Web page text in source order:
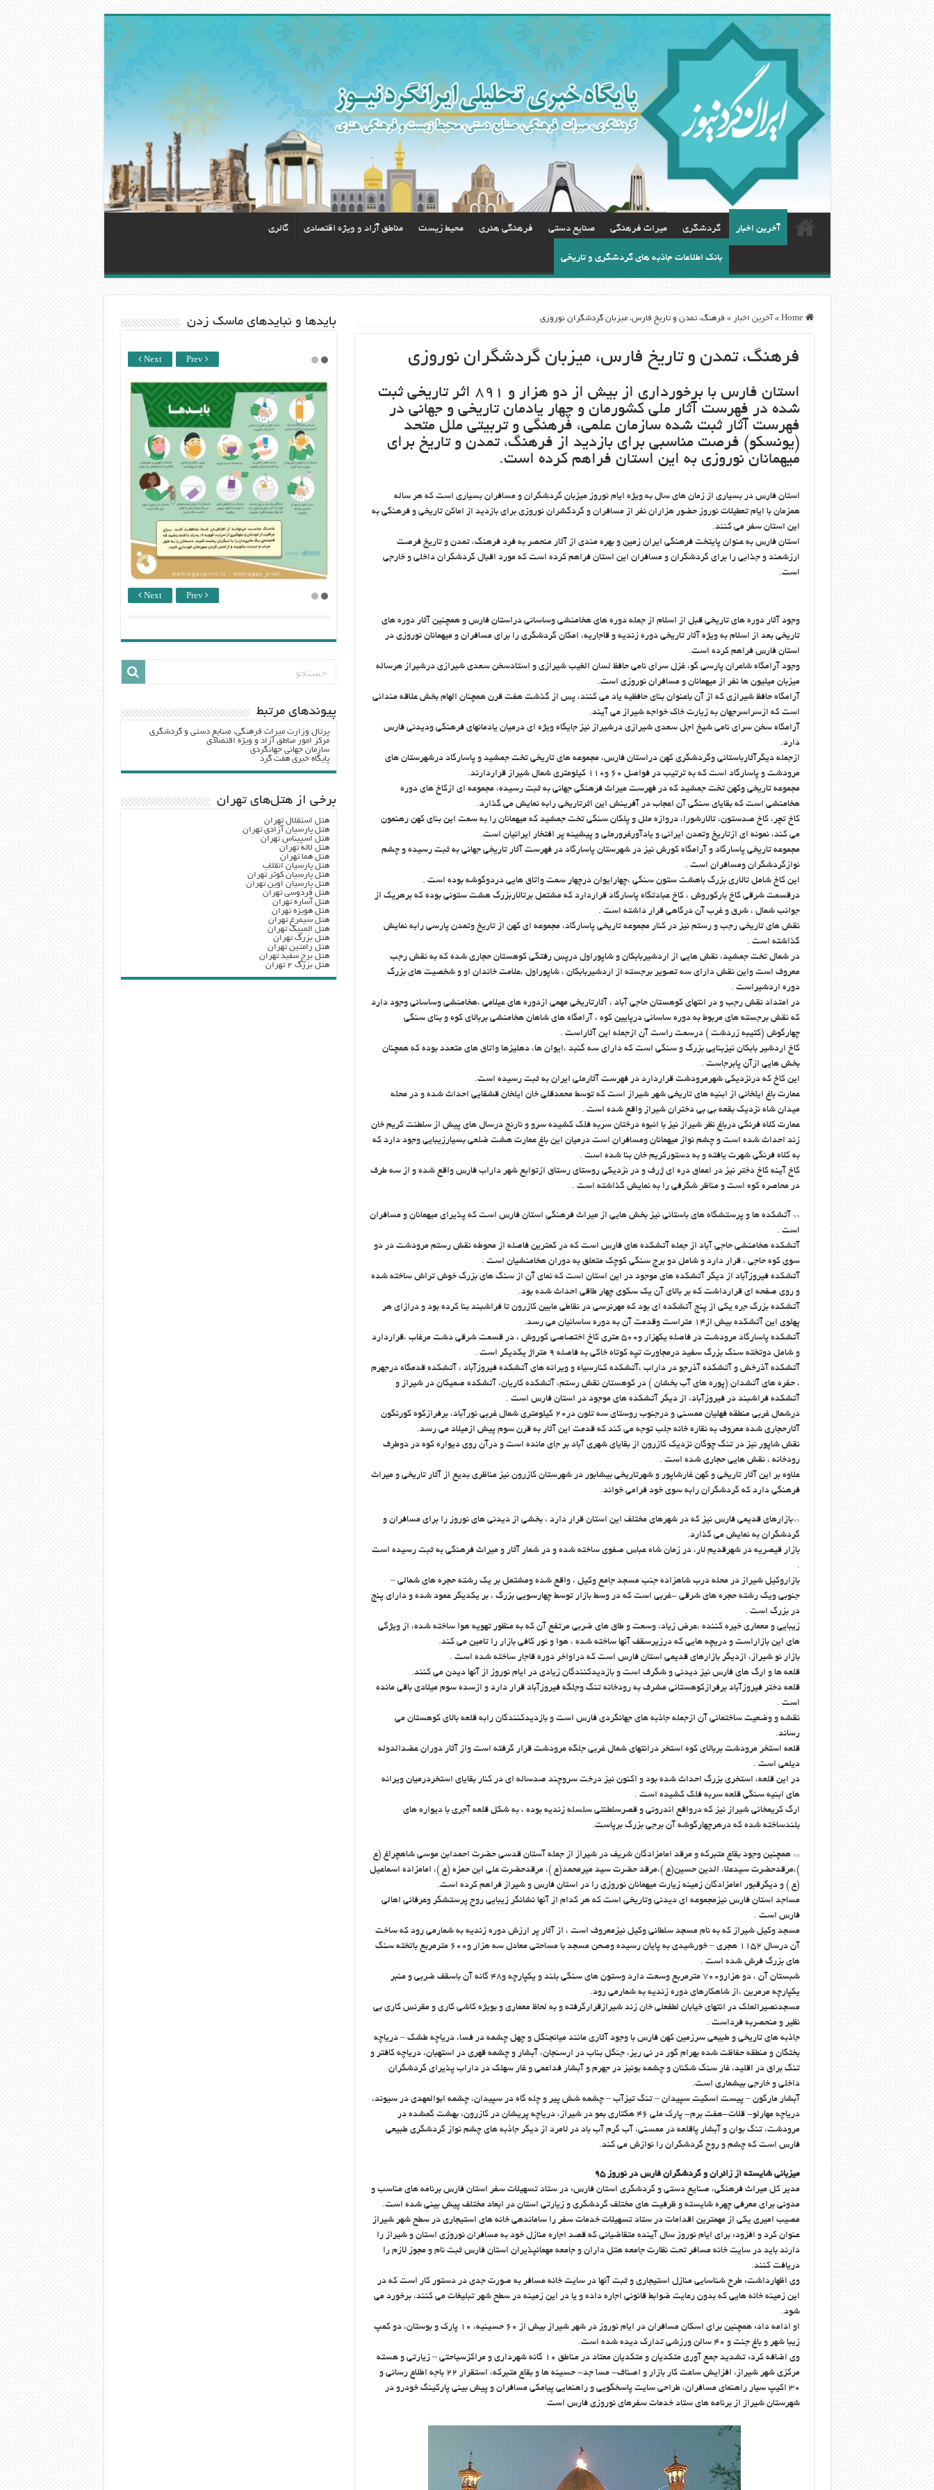
آخرین اخبار گردشگری ميراث فرهنگی صنایع دستی فرهنگی هنری محيط زيست مناطق آزاد و ویژه اقتصادی گالری
بانک اطلاعات جاذبه های گردشگری و تاریخی
Home
» آخرین اخبار » فرهنگ، تمدن و تاریخ فارس، میزبان گردشگران نوروزی
فرهنگ، تمدن و تاریخ فارس، میزبان گردشگران نوروزی
استان فارس با برخورداری از بیش از دو هزار و ۸۹۱ اثر تاریخی ثبت
شده در فهرست آثار ملی کشورمان و چهار یادمان تاریخی و جهانی در
فهرست آثار ثبت شده سازمان علمی، فرهنگی و تربیتی ملل متحد
(یونسکو) فرصت مناسبی برای بازدید از فرهنگ، تمدن و تاریخ برای
میهمانان نوروزی به این استان فراهم کرده است.
استان فارس در بسیاری از زمان های سال به ویژه ایام نوروز میزبان گردشگران و مسافران بسیاری است که هر ساله
همزمان با ایام تعطیلات نوروز حضور هزاران نفر از مسافران و گردگشران نوروزی برای بازدید از اماکن تاریخی و فرهنگی به
این استان سفر می کنند.
استان فارس به عنوان پایتخت فرهنگی ایران زمین و بهره مندی از آثار منحصر به فرد فرهنگ، تمدن و تاریخ فرصت
ارزشمند و جذابی را برای گردشگران و مسافران این استان فراهم کرده است که مورد اقبال گردشگران داخلی و خارجی
است.
وجود آثار دوره های تاریخی قبل از اسلام از جمله دوره های هخامنشی وساسانی دراستان فارس و همچنین آثار دوره های
تاریخی بعد از اسلام به ویژه آثار تاریخی دوره زندیه و قاجاریه، امکان گردشگری را برای مسافران و میهمانان نوروزی در
استان فارس فراهم کرده است.
وجود آرامگاه شاعران پارسی گو، غزل سرای نامی حافظ لسان الغیب شیرازی و استادسخن سعدی شیرازی درشیراز هرساله
میزبان میلیون ها نفر از میهمانان و مسافران نوروزی است.
آرامگاه حافظ شیرازی که از آن باعنوان بنای حافظیه یاد می کنند، پس از گذشت هفت قرن همچنان الهام بخش علاقه مندانی
است که ازسراسرجهان به زیارت خاک خواجه شیراز می آیند.
آرامگاه سخن سرای نامی شیخ اجل سعدی شیرازی درشیراز نیز جایگاه ویژه ای درمیان یادمانهای فرهنگی ودیدنی فارس
دارد.
ازجمله دیگرآثارباستانی وگردشگری کهن دراستان فارس، مجموعه های تاریخی تخت جمشید و پاسارگاد درشهرستان های
مرودشت و پاسارگاد است که به ترتیب در فواصل ‎ ۶۰و‎ ۱۱۰کیلومتری شمال شیراز قراردارند.
مجموعه تاریخی وکهن تخت جمشید که در فهرست میراث فرهنگی جهانی به ثبت رسیده، مجموعه ای ازکاخ های دوره
هخامنشی است که بقایای سنگی آن اعجاب در آفرینش این اثرتاریخی رابه نمایش می گذارد.
کاخ تچر، کاخ صدستون، تالارشورا، دروازه ملل و پلکان سنگی تخت جمشید که میهمانان را به سمت این بنای کهن رهنمون
می کند، نمونه ای ازتاریخ وتمدن ایرانی و یادآورغرورملی و پیشینه پر افتخار ایرانیان است.
مجموعه تاریخی پاسارگاد و آرامگاه کورش نیز در شهرستان پاسارگاد در فهرست آثار تاریخی جهانی به ثبت رسیده و چشم
نوازگردشگران ومسافران است .
این کاخ شامل تالاری بزرگ باهشت ستون سنگی ،چهارایوان درچهار سمت واتاق هایی دردوگوشه بوده است .
درقسمت شرقی کاخ بارکوروش ، کاخ عبادتگاه پاسارگاد قراردارد که مشتمل برتالاربزرگ هشت ستونی بوده که برهریک از
جوانب شمال ، شرق و غرب آن درگاهی قرار داشته است .
نقش های تاریخی رجب و رستم نیز در کنار مجموعه تاریخی پاسارگاد، مجموعه ای کهن از تاریخ وتمدن پارسی رابه نمایش
گذاشته است .
در شمال تخت جمشید، نقش هایی از اردشیربابکان و شاپوراول درپس رفتگی کوهستان حجاری شده که به نقش رجب
معروف است واین نقش دارای سه تصویر برجسته از اردشیربابکان ، شاپوراول ،علامت خاندان او و شخصیت های بزرگ
دوره اردشیراست .
در امتداد نقش رجب و در انتهای کوهستان حاجی آباد ، آثارتاریخی مهمی ازدوره های عیلامی ،هخامنشی وساسانی وجود دارد
که نقش برجسته های مربوط به دوره ساسانی درپایین کوه ، آرامگاه های شاهان هخامنشی بربالای کوه و بنای سنگی
چهارگوش (کتیبه زردشت ) درسمت راست آن ازجمله این آثاراست .
کاخ اردشیر بابکان نیزبنایی بزرگ و سنگی است که دارای سه گنبد ،ایوان ها، دهلیزها واتاق های متعدد بوده که همچنان
بخش هایی ازآن پابرجاست .
این کاخ که درنزدیکی شهرمرودشت قراردارد در فهرست آثارملی ایران به ثبت رسیده است.
عمارت باغ ایلخانی از ابنیه های تاریخی شهر شیراز است که توسط محمدقلی خان ایلخان قشقایی احداث شده و در محله
میدان شاه نزدیک بقعه بی بی دختران شیراز واقع شده است .
عمارت کلاه فرنگی درباغ نظر شیراز نیز با انبوه درختان سربه فلک کشیده سرو و نارنج درسال های پیش از سلطنت کریم خان
زند احداث شده است و چشم نواز میهمانان ومسافران است درمیان این باغ عمارت هشت ضلعی بسیارزیبایی وجود دارد که
به کلاه فرنگی شهرت یافته و به دستورکریم خان بنا شده است .
کاخ آینه کاخ دختر نیز در اعماق دره ای ژرف و در نزدیکی روستای رستاق ازتوابع شهر داراب فارس واقع شده و از سه طرف
در محاصره کوه است و مناظر شگرفی را به نمایش گذاشته است .
** آتشکده ها و پرستشگاه های باستانی نیز بخش هایی از میراث فرهنگی استان فارس است که پذیرای میهمانان و مسافران
است .
آتشکده هخامنشی حاجی آباد از جمله آتشکده های فارس است که در کمترین فاصله از محوطه نقش رستم مرودشت در دو
سوی کوه حاجی ، قرار دارد و شامل دو برج سنگی کوچک متعلق به دوران هخامنشیان است .
آتشکده فیروزآباد از دیگر آتشکده های موجود در این استان است که نمای آن از سنگ های بزرگ خوش تراش ساخته شده
و روی صفحه ای قرارداشت که بر بالای آن یک سکوی چهار طاقی احداث شده بود.
آتشکده بزرگ جره یکی از پنج آتشکده ای بود که مهرنرسی در نقاطی مابین کازرون تا فراشبند بنا کرده بود و درازای هر
پهلوی این آتشکده بیش از‎۱۴ متراست وقدمت آن به دوره ساسانیان می رسد.
آتشکده پاسارگاد مرودشت در فاصله یکهزار و‎ ۵۰۰متری کاخ اختصاصی کوروش ، در قسمت شرقی دشت مرغاب ،قراردارد
و شامل دوتخته سنگ بزرگ سفید درمجاورت تپه کوتاه خاکی به فاصله ‎ ۹متراژ یکدیگر است .
آتشکده آذرخش و آتشکده آذرجو در داراب ،آتشکده کنارسیاه و ویرانه های آتشکده فیروزآباد ، آتشکده قدمگاه درجهرم
، حفره های آتشدان (پوره های آب بخشان ) در کوهستان نقش رستم، آتشکده کاریان، آتشکده صمیکان در شیراز و
آتشکده فراشبند در فیروزآباد، از دیگر آتشکده های موجود در استان فارس است .
درشمال غربی منطقه فهلیان ممسنی و درجنوب روستای سه تلون در‎۲۰ کیلومتری شمال غربی نورآباد، برفرازکوه کورنگون
آثارحجاری شده معروف به نقاره خانه جلب توجه می کند که قدمت این آثار به قرن سوم پیش ازمیلاد می رسد.
نقش شاپور نیز در تنگ چوگان نزدیک کازرون از بقایای شهری آباد بر جای مانده است و درآن روی دیواره کوه در دوطرف
رودخانه ، نقش هایی حجاری شده است .
علاوه بر این آثار تاریخی و کهن غارشاپور و شهرتاریخی بیشابور در شهرستان کازرون نیز مناظری بدیع از آثار تاریخی و میراث
فرهنگی دارد که گردشگران رابه سوی خود فرامی خواند.
**بازارهای قدیمی فارس نیز که در شهرهای مختلف این استان قرار دارد ، بخشی از دیدنی های نوروز را برای مسافران و
گردشگران به نمایش می گذارد.
بازار قیصریه در شهرقدیم لار، در زمان شاه عباس صفوی ساخته شده و در شمار آثار و میراث فرهنگی به ثبت رسیده است
.
بازاروکیل شیراز در محله درب شاهزاده جنب مسجد جامع وکیل ، واقع شده ومشتمل بر یک رشته حجره های شمالی –
جنوبی ویک رشته حجره های شرقی -غربی است که در وسط بازار توسط چهارسویی بزرگ ، بر یکدیگر عمود شده و دارای پنج
در بزرگ است .
زیبایی و معماری خیره کننده ،عرض زیاد، وسعت و طاق های ضربی مرتفع آن که به منظور تهویه هوا ساخته شده، از ویژگی
های این بازاراست و دریچه هایی که درزیرسقف آنها ساخته شده ، هوا و نور کافی بازار را تامین می کند.
بازار نو شیراز، ازدیگر بازارهای قدیمی استان فارس است که دراواخر دوره قاجار ساخته شده است .
قلعه ها و ارگ های فارس نیز دیدنی و شگرف است و بازدیدکنندگان زیادی در ایام نوروز از آنها دیدن می کنند.
قلعه دختر فیروزآباد برفرازکوهستانی مشرف به رودخانه تنگ وجلگه فیروزآباد قرار دارد و ازسده سوم میلادی باقی مانده
است .
نقشه و وضعیت ساختمانی آن ازجمله جاذبه های جهانگردی فارس است و بازدیدکنندگان رابه قلعه بالای کوهستان می
رساند.
قلعه استخر مرودشت بربالای کوه استخر درانتهای شمال غربی جلگه مرودشت قرار گرفته است واز آثار دوران عضدالدوله
دیلمی است .
در این قلعه، استخری بزرگ احداث شده بود و اکنون نیز درخت سروچند صدساله ای در کنار بقایای استخردرمیان ویرانه
های ابنیه سنگی قلعه سربه فلک کشیده است .
ارگ کریمخانی شیراز نیز که درواقع اندرونی و قصرسلطنتی سلسله زندیه بوده ، به شکل قلعه آجری با دیواره های
بلندساخته شده که درهرچهارگوشه آن برجی بزرگ برپاست.
** همچنین وجود بقاع متبرکه و مرقد امامزادگان شریف در شیراز از جمله آستان قدسی حضرت احمدابن موسی شاهچراغ (ع
)،مرقدحضرت سیدعلاء الدین حسین(ع )،مرقد حضرت سید میرمحمد(ع )، مرقدحضرت علی ابن حمزه (ع )، امامزاده اسماعیل
(ع ) و دیگرقبور امامزادگان زمینه زیارت میهمانان نوروزی را در استان فارس و شیراز فراهم کرده است.
مساجد استان فارس نیزمجموعه ای دیدنی وتاریخی است که هر کدام از آنها نشانگر زیبایی روح پرستشگر وعرفانی اهالی
فارس است .
مسجد وکیل شیراز که به نام مسجد سلطانی وکیل نیزمعروف است ، از آثار پر ارزش دوره زندیه به شمارمی رود که ساخت
آن درسال ‎ ۱۱۵۲هجری – خورشیدی به پایان رسیده وصحن مسجد با مساحتی معادل سه هزار و‎ ۶۰۰مترمربع باتخته سنگ
های بزرگ فرش شده است .
شبستان آن ، دو هزارو‎۷۰۰ مترمربع وسعت دارد وستون های سنگی بلند و یکپارچه و‎ ۴۸گانه آن باسقف ضربی و منبر
یکپارچه مرمرین ،از شاهکارهای دوره زندیه به شمارمی رود.
مسجدنصیرالملک در انتهای خیابان لطفعلی خان زند شیرازقرارگرفته و به لحاظ معماری و بویژه کاشی کاری و مقرنس کاری بی
نظیر و منحصربه فرداست .
جاذبه های تاریخی و طبیعی سرزمین کهن فارس با وجود آثاری مانند میانجنگل و چهل چشمه در فسا، دریاچه طشک – دریاچه
بختگان و منطقه حفاظت شده بهرام گور در نی ریز، جنگل بناب در ارسنجان، آبشار و چشمه قهری در استهبان، دریاچه کافتر و
تنگ براق در اقلید، غار سنگ شکنان و چشمه بونیز در جهرم و آبشار فداعمی و غار سهلک در داراب پذیرای گردشگران
داخلی و خارجی بیشماری است.
آبشار مارگون – پیست اسکیت سپیدان – تنگ تیزآب – چشمه شش پیر و چله گاه در سپیدان، چشمه ابوالمهدی در سیوند،
دریاچه مهارلو- قلات-هفت برم- پارک ملی ۴۶ هکتاری بمو در شیراز، دریاچه پریشان در کازرون، بهشت گمشده در
مرودشت، تنگ بوان و آبشار پاقلعه در ممسنی، آب گرم آب باد در لامرد از دیگر جاذبه های چشم نواز گردشگری طبیعی
فارس است که چشم و روح گردشگران را نوازش می کند.
میزبانی شایسته از زائران و گردشگران فارس در نوروز ۹۵
مدیر کل میراث فرهنگی، صنایع دستی و گردشگری استان فارس: در ستاد تسهیلات سفر استان فارس برنامه های مناسب و
مدونی برای معرفی چهره شایسته و ظرفیت های مختلف گردشگری و زیارتی استان در ابعاد مختلف پیش بینی شده است.
مصیب امیری یکی از مهمترین اقدامات در ستاد تسهیلات خدمات سفر را ساماندهی خانه های استیجاری در سطح شهر شیراز
عنوان کرد و افزود: برای ایام نوروز سال آینده متقاضیانی که قصد اجاره منازل خود به مسافران نوروزی استان و شیراز را
دارند باید در سایت خانه مسافر تحت نظارت جامعه هتل داران و جامعه مهمانپذیران استان فارس ثبت نام و مجوز لازم را
دریافت کنند.
وی اظهارداشت: طرح شناسایی منازل استیجاری و ثبت آنها در سایت خانه مسافر به صورت جدی در دستور کار است که در
این زمینه خانه هایی که بدون رعایت ضوابط قانونی اجاره داده و یا در این زمینه در سطح شهر تبلیغات می کنند، برخورد می
شود.
او ادامه داد: همچنین برای اسکان مسافران در ایام نوروز در شهر شیراز بیش از ۶۰ حسینیه، ۱۰ پارک و بوستان، دو کمپ
زیبا شهر و باغ جنت و ۴۰ سالن ورزشی تدارک دیده شده است.
وی اضافه کرد: تشدید جمع آوری متکدیان و متکدیان معتاد در مناطق ۱۰ گانه شهرداری و مراکزسیاحتی – زیارتی و هسته
مرکزی شهر شیراز، افزایش ساعت کار بازار و اصناف- مسا جد- حسینه ها و بقاع متبرکه، استقرار ۲۲ باجه اطلاع رسانی و
۳۰ اکیپ سیار راهنمای مسافران، طراحی سایت پاسخگویی و راهنمایی پیامکی مسافران و پیش بینی پارکینگ خودرو در
شهرستان شیراز از برنامه های ستاد خدمات سفرهای نوروزی فارس است.
باید‌ها و نبایدهای ماسک زدن
Next Prev
Next Prev
پيوندهاي مرتبط
پرتال وزارت ميراث فرهنگي، صنایع دستی و گردشگري
مرکز امور مناطق آزاد و ویژه اقتصادی
سازمان جهانی جهانگردی
پایگاه خبری هفت گرد
برخی از هتل‌های تهران
هتل استقلال تهران
هتل پارسیان آزادی تهران
هتل اسپیناس تهران
هتل لاله تهران
هتل هما تهران
هتل پارسیان انقلاب
هتل پارسیان کوثر تهران
هتل پارسیان اوین تهران
هتل فردوسی تهران
هتل آساره تهران
هتل هویزه تهران
هتل سیمرغ تهران
هتل المپیک تهران
هتل بزرگ تهران
هتل رامتین تهران
هتل برج سفید تهران
هتل بزرگ ۲ تهران